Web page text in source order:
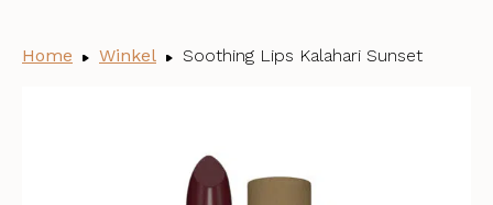
Home Winkel Soothing Lips Kalahari Sunset